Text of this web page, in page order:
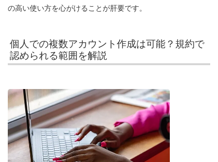
の高い使い方を心がけることが肝要です。
個人での複数アカウント作成は可能？規約で
認められる範囲を解説